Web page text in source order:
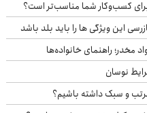
برای کسب‌وکار شما مناسب‌تر است؟
این ویژگی ها را باید بلد باشد
نوسان
و سبک داشته باشیم؟